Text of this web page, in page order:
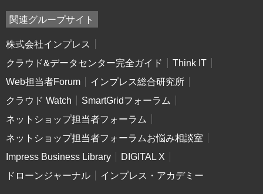
関連グループサイト
株式会社インプレス
クラウド&データセンター完全ガイド
Think IT
Web担当者Forum
インプレス総合研究所
クラウド Watch
SmartGridフォーラム
ネットショップ担当者フォーラム
ネットショップ担当者フォーラムお悩み相談室
Impress Business Library
DIGITAL X
ドローンジャーナル
インプレス・アカデミー